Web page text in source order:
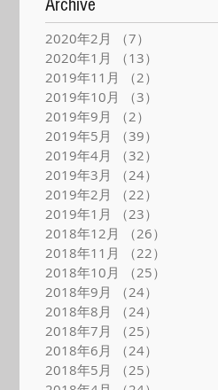
Archive
2020年2月 （7）
2020年1月
（13）
2019年11月
（2）
2019年10月
（3）
2019年9月
（2）
2019年5月
（39）
2019年4月
（32）
2019年3月
（24）
2019年2月
（22）
2019年1月
（23）
2018年12月
（26）
2018年11月
（22）
2018年10月
（25）
2018年9月
（24）
2018年8月
（24）
2018年7月
（25）
2018年6月
（24）
2018年5月
（25）